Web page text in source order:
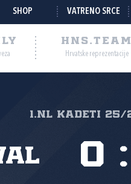
SHOP VATRENO SRCE
HNS.TEAM
Hrvatske reprezentacije
1.nl Kadeti 25/
0 :